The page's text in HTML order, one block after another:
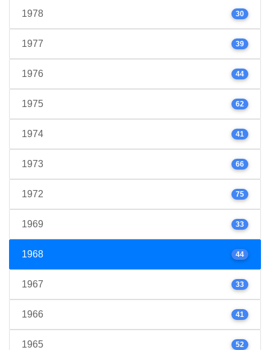
1978 30
1977 39
1976 44
1975 62
1974 41
1973 66
1972 75
1969 33
1968 44
1967 33
1966 41
1965 52